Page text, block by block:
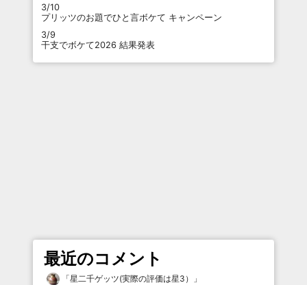
3/10
プリッツのお題でひと言ボケて キャンペーン
3/9
干支でボケて2026 結果発表
最近のコメント
「星二千ゲッツ(実際の評価は星3）
」